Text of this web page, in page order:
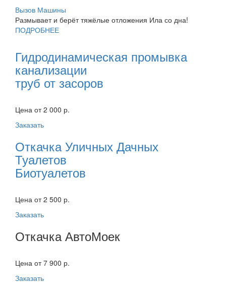
Вызов Машины
Размывает и берёт тяжёлые отложения Ила со дна!
ПОДРОБНЕЕ
Гидродинамическая промывка
канализации
труб от засоров
Цена от 2 000 р.
Заказать
Откачка Уличных Дачных
Туалетов
Биотуалетов
Цена от 2 500 р.
Заказать
Откачка АвтоМоек
Цена от 7 900 р.
Заказать